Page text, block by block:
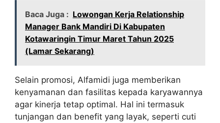
Baca Juga : Lowongan Kerja Relationship
Manager Bank Mandiri Di Kabupaten
Kotawaringin Timur Maret Tahun 2025
(Lamar Sekarang)
Selain promosi, Alfamidi juga memberikan
kenyamanan dan fasilitas kepada karyawannya
agar kinerja tetap optimal. Hal ini termasuk
tunjangan dan benefit yang layak, seperti cuti